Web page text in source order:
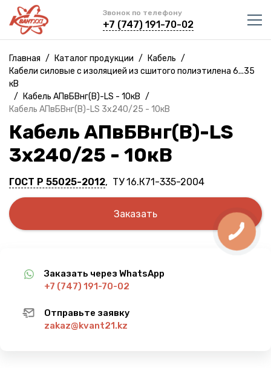
Звонок по телефону
+7 (747) 191-70-02
Главная / Каталог продукции / Кабель /
Кабели силовые с изоляцией из сшитого полиэтилена 6...35
кВ
/
Кабель АПвБВнг(B)-LS - 10кВ /
Кабель АПвБВнг(B)-LS 3х240/25 - 10кВ
Кабель АПвБВнг(B)-LS
3х240/25 - 10кВ
ГОСТ Р 55025-2012, ТУ 16.К71-335-2004
Заказать
Заказать через WhatsApp
+7 (747) 191-70-02
Отправьте заявку
zakaz@kvant21.kz